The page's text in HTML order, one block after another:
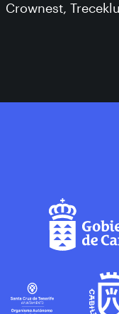
Crownest,